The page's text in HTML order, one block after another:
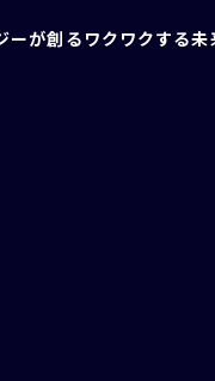
ーが創るワクワクする未